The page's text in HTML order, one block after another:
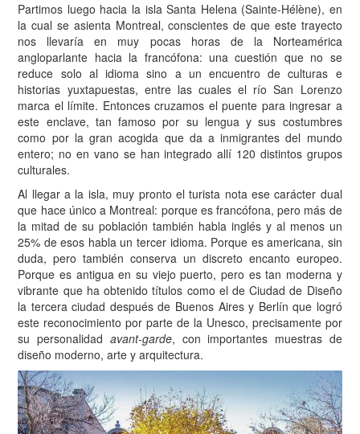
Partimos luego hacia la isla Santa Helena (Sainte-Hélène), en
la cual se asienta Montreal, conscientes de que este trayecto
nos llevaría en muy pocas horas de la Norteamérica
angloparlante hacia la francófona: una cuestión que no se
reduce solo al idioma sino a un encuentro de culturas e
historias yuxtapuestas, entre las cuales el río San Lorenzo
marca el límite. Entonces cruzamos el puente para ingresar a
este enclave, tan famoso por su lengua y sus costumbres
como por la gran acogida que da a inmigrantes del mundo
entero; no en vano se han integrado allí 120 distintos grupos
culturales.
Al llegar a la isla, muy pronto el turista nota ese carácter dual
que hace único a Montreal: porque es francófona, pero más de
la mitad de su población también habla inglés y al menos un
25% de esos habla un tercer idioma. Porque es americana, sin
duda, pero también conserva un discreto encanto europeo.
Porque es antigua en su viejo puerto, pero es tan moderna y
vibrante que ha obtenido títulos como el de Ciudad de Diseño
la tercera ciudad después de Buenos Aires y Berlín que logró
este reconocimiento por parte de la Unesco, precisamente por
su personalidad avant-garde, con importantes muestras de
diseño moderno, arte y arquitectura.